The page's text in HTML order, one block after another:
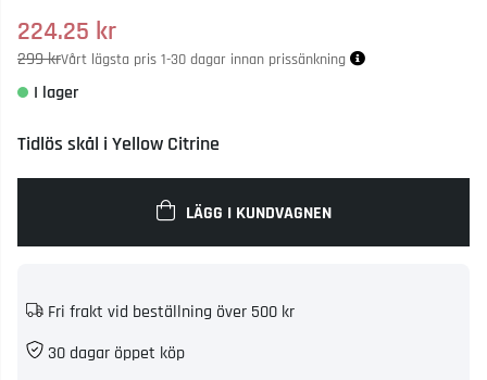
224.25 kr
299 krVårt lägsta pris 1-30 dagar innan prissänkning
Tidlös skål i Yellow Citrine
LÄGG I KUNDVAGNEN
Fri frakt vid beställning över 500 kr
30 dagar öppet köp